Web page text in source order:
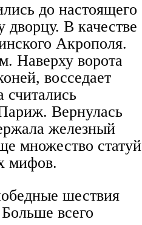
до настоящего
В качестве
Акрополя.
Наверху ворота
восседает
считались
Вернулась
железный
множество статуй
мифов.
шествия
всего